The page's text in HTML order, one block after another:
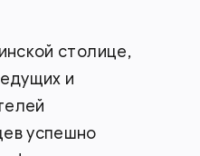
столице,
и
успешно